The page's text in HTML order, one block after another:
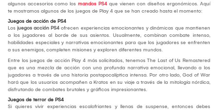
algunos accesorios como los mandos PS4 que vienen con diseños ergonómicos. Aquí
te mostramos algunos de los juegos de Play 4 que se han creado hasta el momento:
Juegos de acción de PS4
Los juegos acción PS4 ofrecen experiencias emocionantes y dinámicas que mantienen
a los jugadores al borde de sus asientos. Usualmente, combinan combate intenso,
habilidades especiales y narrativas emocionantes para que los jugadores se enfrenten
a sus enemigos, completen misiones y exploren diferentes mundos.
Entre los juegos de acción Play 4 más solicitados, tenemos The Last of Us Remastered
que es una mezcla de acción con una profunda narrativa emocional, llevando a los
jugadores a través de una historia postapocalíptica intensa. Por otro lado, God of War
hará que los usuarios acompañen a Kratos en su viaje a través de la mitología nórdica,
disfrutando de combates brutales y gráficos impresionantes.
Juegos de terror de PS4
Si quieres vivir experiencias escalofriantes y llenas de suspense, entonces debes